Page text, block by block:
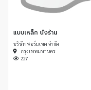
แบบเหล็ก นั่งร้าน
บริษัท ฟอร์มเทค จำกัด
กรุงเทพมหานคร
227